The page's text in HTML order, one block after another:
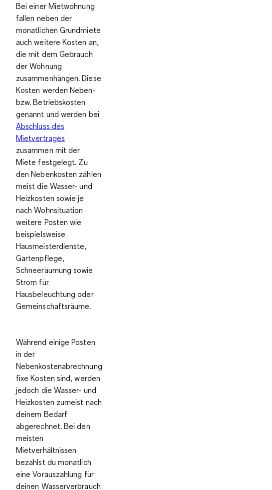
Bei einer Mietwohnung
fallen neben der
monatlichen Grundmiete
auchweitere Kosten an,
die mit dem Gebrauch
der Wohnung
zusammenhängen. Diese
Kosten werden Neben-
bzw. Betriebskosten
genannt und werden bei
Abschluss des
Mietvertrages
zusammen mit der
Miete festgelegt. Zu
den Nebenkosten zählen
meist die Wasser- und
Heizkosten sowieje
nach Wohnsituation
weitere Posten wie
beispielsweise
Hausmeisterdienste,
Gartenpflege,
Schneeräumung sowie
Strom für
Hausbeleuchtung oder
Gemeinschaftsräume.
Während einige Posten
in der
Nebenkostenabrechnung
fixe Kosten sind, werden
jedoch die Wasser- und
Heizkosten zumeist nach
deinem Bedarf
abgerechnet. Bei den
meisten
Mietverhältnissen
bezahlst du monatlich
eineVorauszahlung für
deinen Wasserverbrauch